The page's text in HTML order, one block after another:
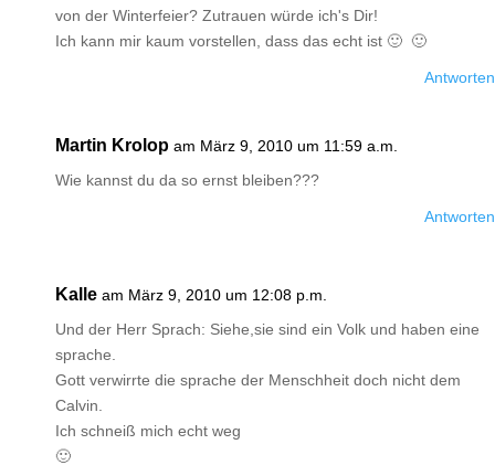
von der Winterfeier? Zutrauen würde ich's Dir!
Ich kann mir kaum vorstellen, dass das echt ist 🙂 🙂
Antworten
Martin Krolop am März 9, 2010 um 11:59 a.m.
Wie kannst du da so ernst bleiben???
Antworten
Kalle am März 9, 2010 um 12:08 p.m.
Und der Herr Sprach: Siehe,sie sind ein Volk und haben eine
sprache.
Gott verwirrte die sprache der Menschheit doch nicht dem
Calvin.
Ich schneiß mich echt weg
🙂